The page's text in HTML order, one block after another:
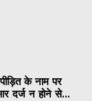
के नाम पर
दर्ज न होने से...